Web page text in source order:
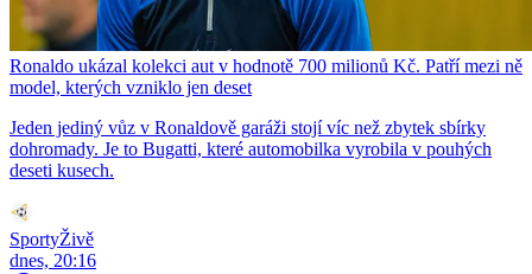
Ronaldo ukázal kolekci aut v hodnotě 700 milionů Kč. Patří mezi ně
model, kterých vzniklo jen deset
Jeden jediný vůz v Ronaldově garáži stojí víc než zbytek sbírky
dohromady. Je to Bugatti, které automobilka vyrobila v pouhých
deseti kusech.
SportyŽivě
dnes, 20:16